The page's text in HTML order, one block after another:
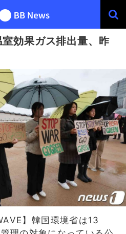
効果ガス排出量、昨
】韓国環境省は13